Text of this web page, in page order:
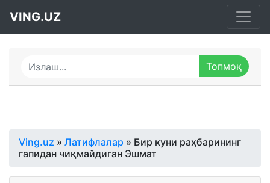
VING.UZ
Ving.uz » Латифлалар » Бир куни раҳбарининг
гапидан чиқмайдиган Эшмат